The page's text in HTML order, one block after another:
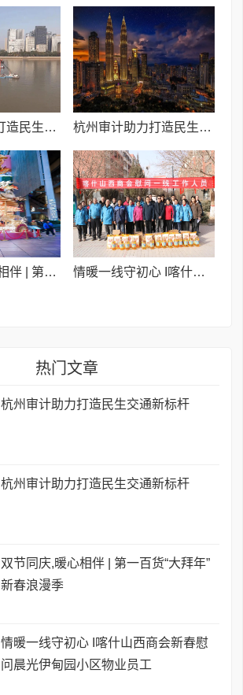
杭州审计助力打造民生交通新标杆 杭州审计助力打造民生交通新标杆
双节同庆,暖心相伴 | 第一百货“大拜年”新春浪漫季 情暖一线守初心 I喀什山西商会新春慰问晨光伊甸园小区物业员工
热门文章
杭州审计助力打造民生交通新标杆
杭州审计助力打造民生交通新标杆
双节同庆,暖心相伴 | 第一百货“大拜年”
新春浪漫季
情暖一线守初心 I喀什山西商会新春慰
问晨光伊甸园小区物业员工